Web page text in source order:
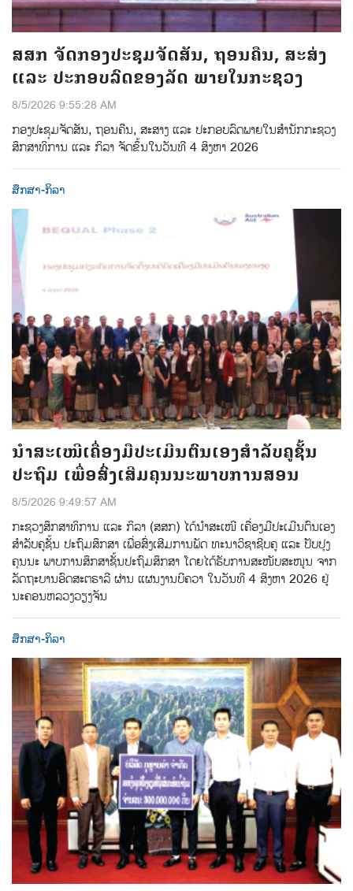
ສສກ ຈັດກອງປະຊຸມຈັດສັນ, ຖອນຄືນ, ສະສ່ງ
ແລະ ປະກອບລົດຂອງລັດ ພາຍໃນກະຊວງ
8/5/2026 9:55:28 AM
ກອງປະຊຸມຈັດສັນ, ຖອນຄືນ, ສະສາງ ແລະ ປະກອບລົດພາຍໃນສຳນັກກະຊວງ
ສຶກສາທິການ ແລະ ກິລາ ຈັດຂຶ້ນໃນວັນທີ 4 ສິງຫາ 2026
ສຶກສາ-ກິລາ
ນຳສະເໜີເຄື່ອງມືປະເມີນຕົນເອງສຳລັບຄູຊັ້ນ
ປະຖົມ ເພື່ອສົ່ງເສີມຄຸນນະພາບການສອນ
8/5/2026 9:49:57 AM
ກະຊວງສຶກສາທິການ ແລະ ກິລາ (ສສກ) ໄດ້ນຳສະເໜີ ເຄື່ອງມືປະເມີນຕົນເອງ
ສຳລັບຄູຊັ້ນ ປະຖົມສຶກສາ ເພື່ອສົ່ງເສີມການພັດ ທະນາວິຊາຊີບຄູ ແລະ ປັບປຸງ
ຄຸນນະ ພາບການສຶກສາຊັ້ນປະຖົມສຶກສາ ໂດຍໄດ້ຮັບການສະໜັບສະໜູນ ຈາກ
ລັດຖະບານອົດສະຕຣາລີ ຜ່ານ ແຜນງານບີຄວາ ໃນວັນທີ 4 ສິງຫາ 2026 ຢູ່
ນະຄອນຫລວງວຽງຈັນ
ສຶກສາ-ກິລາ